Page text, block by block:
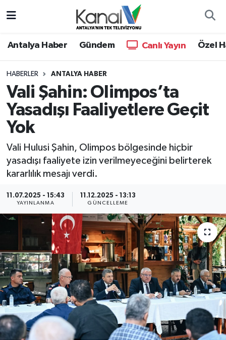
Antalya Haber Gündem Canlı Yayın Özel
HABERLER ANTALYA HABER
Vali Şahin: Olimpos’ta
Yasadışı Faaliyetlere Geçit
Yok
Vali Hulusi Şahin, Olimpos bölgesinde hiçbir
yasadışı faaliyete izin verilmeyeceğini belirterek
kararlılık mesajı verdi.
11.07.2025 - 15:43
YAYINLANMA
11.12.2025 - 13:13
GÜNCELLEME
Antalya Haber
Dünya
Eğitim
Gündem
Günün Manşetleri
Haber Kuşakları
Haberler
KANALV Spor
Kültür Sanat
Magazin
Hava Durumu
Trafik Durumu
Süper Lig Puan Durumu ve Fikstür
Son Dakika Haberleri
Haber Arşivi